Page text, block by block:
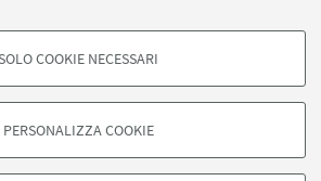
- FACOLTATIVI
in base al loro comportamento sul sito, per analisi
COOKIE NECESSARI
PERSONALIZZA COOKIE